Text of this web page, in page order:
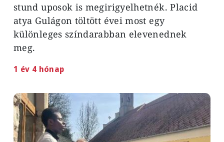
stund uposok is megirigyelhetnék. Placid
atya Gulágon töltött évei most egy
különleges színdarabban elevenednek
meg.
1 év 4 hónap
Image